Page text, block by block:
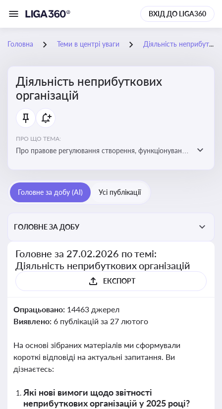
ВХІД ДО LIGA360
Головна Теми в центрі уваги Діяльність неприбуткових організацій
Діяльність неприбуткових
організацій
ПРО ЩО ТЕМА:
Про правове регулювання створення, функціонування
Головне за добу (AI) Усі публікації
ГОЛОВНЕ ЗА ДОБУ
Головне за 27.02.2026 по темі:
Діяльність неприбуткових організацій
ЕКСПОРТ
Опрацьовано: 14463 джерел
Виявлено: 6 публікацій за 27 лютого
На основі зібраних матеріалів ми сформували
короткі відповіді на актуальні запитання. Ви
дізнаєтесь:
Які нові вимоги щодо звітності
неприбуткових організацій у 2025 році?